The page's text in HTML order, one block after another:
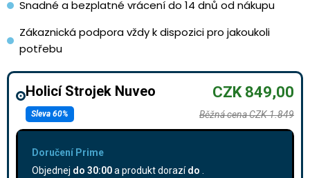
Snadné a bezplatné vrácení do 14 dnů od nákupu
Zákaznická podpora vždy k dispozici pro jakoukoli
potřebu
Holicí Strojek Nuveo
Sleva 60%
CZK 849,00
Běžná cena CZK 1.849
Doručení Prime
Objednej do 30:00a produkt dorazí do